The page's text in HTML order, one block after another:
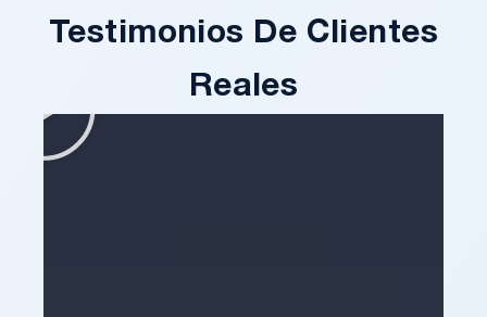
Testimonios De Clientes
Reales